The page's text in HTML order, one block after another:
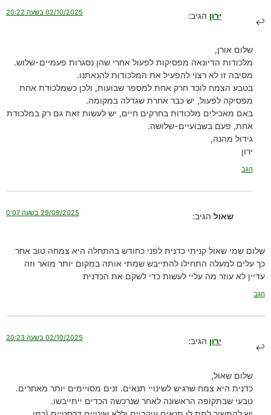
ירון הגיב: 02/10/2025 בשעה 20:22
שלום אורן,
מלכודות הדיונאה מפסיקות לפעול אחרי שהן נסגרות פעמיים-שלוש.
מסיבה זו לא רצוי להפעיל את המלכודות להנאתנו.
בטבע הצמח לוכד חרק אחת למספר שבועות, ולכן כשמלכודת אחת
מפסיקה לפעול, יש כבר אחרת שגדלה במקומה.
באם מאכילים מלכודות בחרקים חיים, יש לעשות זאת גם רק במלכודת
אחת, פעם בשבועיים-שלושה.
גידול מהנה,
ירון
הגב
שאול הגיב: 29/09/2025 בשעה 0:07
שלום שמי שאול קניתי כדנית לפני כחודש בהתחלה היא צמחה טוב אחר
כך עלים למעלה התחילו להתייבש שמתי אותה במקום יותר מואר וזה
עדיין לא עוזר מה עליי לעשות כדי לשקם את הכדנית
הגב
ירון הגיב: 02/10/2025 בשעה 20:23
שלום שאול,
כדנית היא צמח שרגיש לשינויי תנאים. זנים מסויימים יותר מאחרים.
טבעי שבתקופה הראשונה לאחר שנרכשה הכדים ייתייבשו.